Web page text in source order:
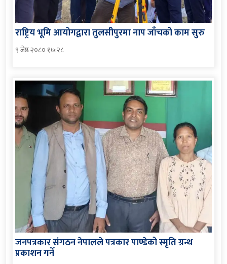
राष्ट्रिय भूमि आयोगद्वारा तुलसीपुरमा नाप जाँचको काम सुरु
९ जेष्ठ २०८० १७:२८
जनपत्रकार संगठन नेपालले पत्रकार पाण्डेको स्मृति ग्रन्थ
प्रकाशन गर्ने